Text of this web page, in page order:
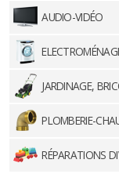
AUDIO-VIDÉO
JARDINAGE,
PLOMBERIE-
RÉPARATIONS